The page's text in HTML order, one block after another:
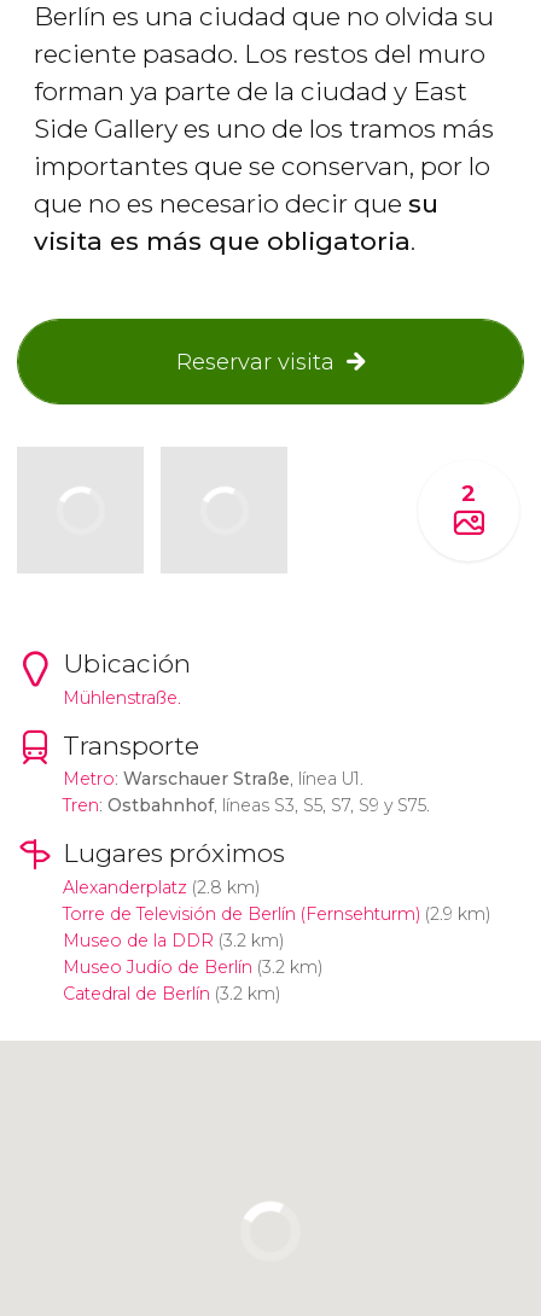
Berlín es una ciudad que no olvida su
reciente pasado. Los restos del muro
forman ya parte de la ciudad y East
Side Gallery es uno de los tramos más
importantes que se conservan, por lo
que no es necesario decir que su
visita es más que obligatoria.
Reservar visita
2
Ubicación
Mühlenstraße.
Transporte
Metro: Warschauer Straße, línea U1.
Tren: Ostbahnhof, líneas S3, S5, S7, S9 y S75.
Lugares próximos
Alexanderplatz (2.8 km)
Torre de Televisión de Berlín (Fernsehturm) (2.9 km)
Museo de la DDR (3.2 km)
Museo Judío de Berlín (3.2 km)
Catedral de Berlín (3.2 km)